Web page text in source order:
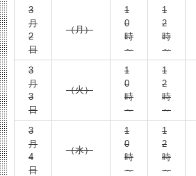
3
月
2
日
（月）
1
0
時
～
1
2
時
～
3
月
3
日
（火）
1
0
時
～
1
2
時
～
3
月
4
日
（水）
1
0
時
～
1
2
時
～